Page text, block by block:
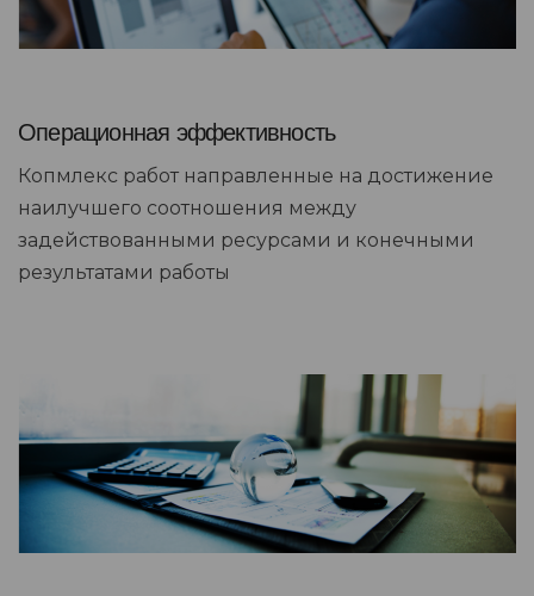
Операционная эффективность
Копмлекс работ направленные на достижение
наилучшего соотношения между
задействованными ресурсами и конечными
результатами работы